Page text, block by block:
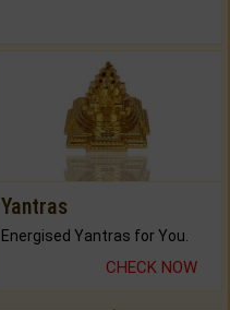
Yantras
Energised Yantras for You.
CHECK NOW